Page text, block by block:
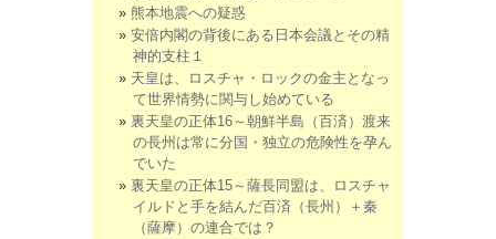
熊本地震への疑惑
安倍内閣の背後にある日本会議とその精
神的支柱１
天皇は、ロスチャ・ロックの金主となっ
て世界情勢に関与し始めている
裏天皇の正体16～朝鮮半島（百済）渡来
の長州は常に分国・独立の危険性を孕ん
でいた
裏天皇の正体15～薩長同盟は、ロスチャ
イルドと手を結んだ百済（長州）＋秦
（薩摩）の連合では？